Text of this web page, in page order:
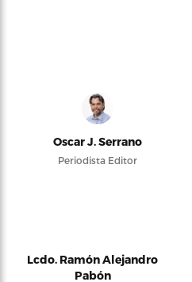
Oscar J. Serrano
Periodista Editor
Lcdo. Ramón Alejandro
Pabón